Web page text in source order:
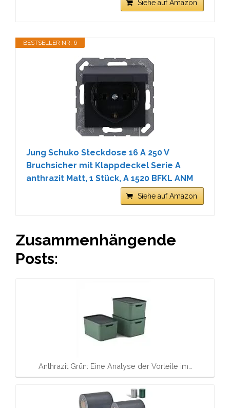
Siehe auf Amazon
BESTSELLER NR. 6
Jung Schuko Steckdose 16 A 250 V
Bruchsicher mit Klappdeckel Serie A
anthrazit Matt, 1 Stück, A 1520 BFKL ANM
Siehe auf Amazon
Zusammenhängende
Posts:
Anthrazit Grün: Eine Analyse der Vorteile im…